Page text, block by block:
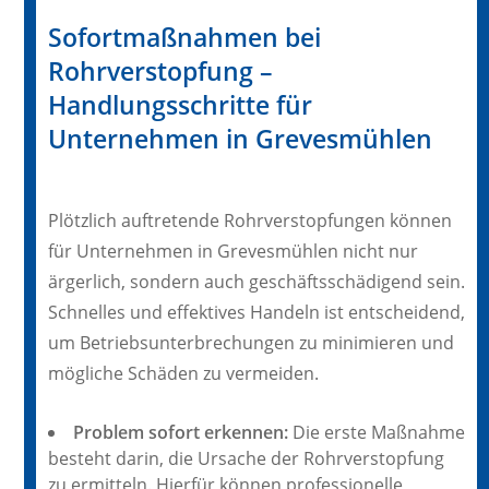
Sofortmaßnahmen bei
Rohrverstopfung –
Handlungsschritte für
Unternehmen in Grevesmühlen
Plötzlich auftretende Rohrverstopfungen können
für Unternehmen in Grevesmühlen nicht nur
ärgerlich, sondern auch geschäftsschädigend sein.
Schnelles und effektives Handeln ist entscheidend,
um Betriebsunterbrechungen zu minimieren und
mögliche Schäden zu vermeiden.
Problem sofort erkennen:Die erste Maßnahme
besteht darin, die Ursache der Rohrverstopfung